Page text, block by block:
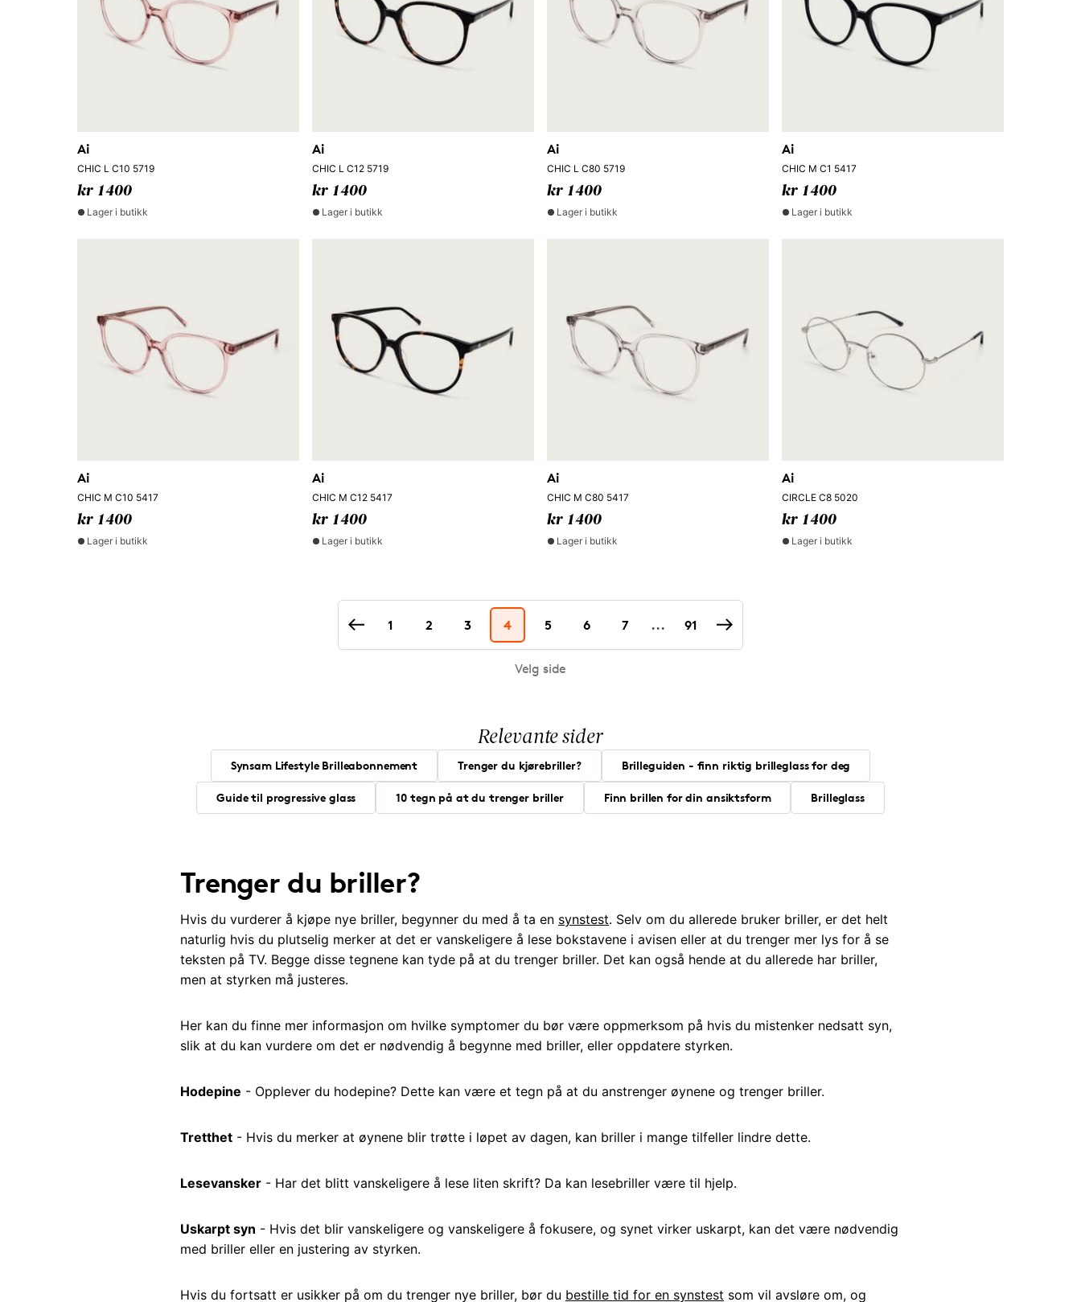
Ai
CHIC L C10 5719
kr 1400
Lager i butikk
Ai
CHIC L C12 5719
kr 1400
Lager i butikk
Ai
CHIC L C80 5719
kr 1400
Lager i butikk
Ai
CHIC M C1 5417
kr 1400
Lager i butikk
Ai
CHIC M C10 5417
kr 1400
Lager i butikk
Ai
CHIC M C12 5417
kr 1400
Lager i butikk
Ai
CHIC M C80 5417
kr 1400
Lager i butikk
Ai
CIRCLE C8 5020
kr 1400
Lager i butikk
1 2 3 4 5 6 7 ... 91
Velg side
Relevante sider
Synsam Lifestyle Brilleabonnement Trenger du kjørebriller? Brilleguiden - finn riktig brilleglass for deg
Guide til progressive glass 10 tegn på at du trenger briller Finn brillen for din ansiktsform Brilleglass
Trenger du briller?
Hvis du vurderer å kjøpe nye briller, begynner du med å ta en synstest. Selv om du allerede bruker briller, er det helt
naturlig hvis du plutselig merker at det er vanskeligere å lese bokstavene i avisen eller at du trenger mer lys for å se
teksten på TV. Begge disse tegnene kan tyde på at du trenger briller. Det kan også hende at du allerede har briller,
men at styrken må justeres.
Her kan du finne mer informasjon om hvilke symptomer du bør være oppmerksom på hvis du mistenker nedsatt syn,
slik at du kan vurdere om det er nødvendig å begynne med briller, eller oppdatere styrken.
Hodepine - Opplever du hodepine? Dette kan være et tegn på at du anstrenger øynene og trenger briller.
Tretthet - Hvis du merker at øynene blir trøtte i løpet av dagen, kan briller i mange tilfeller lindre dette.
Lesevansker - Har det blitt vanskeligere å lese liten skrift? Da kan lesebriller være til hjelp.
Uskarpt syn - Hvis det blir vanskeligere og vanskeligere å fokusere, og synet virker uskarpt, kan det være nødvendig
med briller eller en justering av styrken.
Hvis du fortsatt er usikker på om du trenger nye briller, bør du bestille tid for en synstest som vil avsløre om, og